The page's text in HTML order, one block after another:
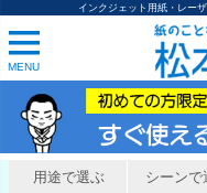
インクジェット用紙・レー
MENU
用途で選ぶ シーンで